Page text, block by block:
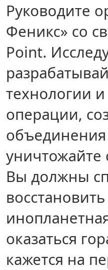
Руководите
Феникс» со
Point.
технологии
операции,
уничтожайте
Вы должны
оказаться
кажется на